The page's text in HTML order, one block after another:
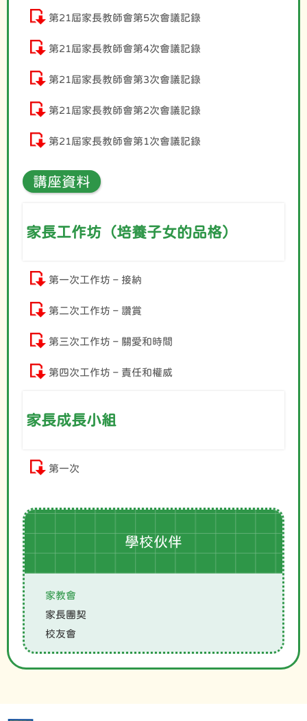
第21屆家長教師會第5次會議記錄
第21屆家長教師會第4次會議記錄
第21屆家長教師會第3次會議記錄
第21屆家長教師會第2次會議記錄
第21屆家長教師會第1次會議記錄
講座資料
家長工作坊（培養子女的品格）
第一次工作坊 – 接納
第二次工作坊 – 讚賞
第三次工作坊 – 關愛和時間
第四次工作坊 – 責任和權威
家長成長小組
第一次
學校伙伴
家教會
家長團契
校友會